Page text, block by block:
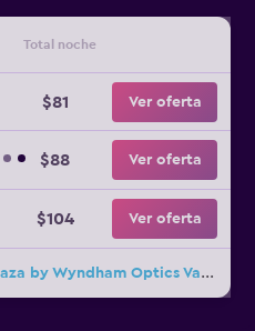
Total noche
$81 Ver oferta
$88 Ver oferta
$104 Ver oferta
6 ofertas más de Ramada Plaza by Wyndham Optics Valley Hotel Wuhan Wuchang